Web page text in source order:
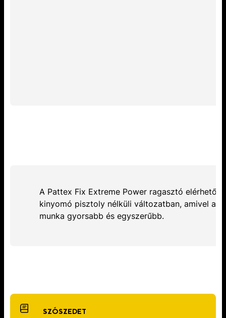
A Pattex Fix Extreme Power ragasztó elérhető
kinyomó pisztoly nélküli változatban, amivel a
munka gyorsabb és egyszerűbb.
SZÓSZEDET